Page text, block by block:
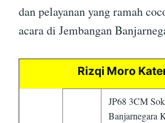
dan pelayanan yang ramah
acara di Jembangan
Rizqi Moro
JP68 3CM
Banjarnegara